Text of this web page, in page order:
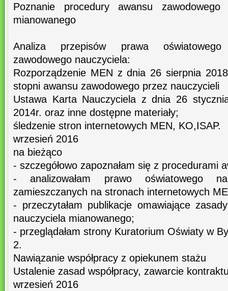
Poznanie procedury awansu
mianowanego
Analiza przepisów prawa
zawodowego nauczyciela:
Rozporządzenie MEN z dnia 26 sierpnia
stopni awansu zawodowego przez nauczycieli
Ustawa Karta Nauczyciela z dnia 26
2014r. oraz inne dostępne materiały;
śledzenie stron internetowych MEN, KO,ISAP.
wrzesień 2016
na bieżąco
- szczegółowo zapoznałam się z procedurami
- analizowałam prawo oświatowego
zamieszczanych na stronach internetowych
- przeczytałam publikacje omawiające
nauczyciela mianowanego;
- przeglądałam strony Kuratorium Oświaty w
2.
Nawiązanie współpracy z opiekunem stażu
Ustalenie zasad współpracy, zawarcie
wrzesień 2016